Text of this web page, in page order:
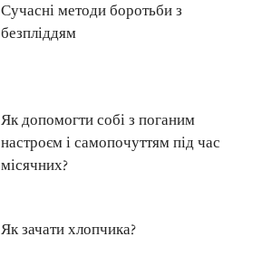
Сучасні методи боротьби з
безпліддям
Як допомогти собі з поганим
настроєм і самопочуттям під час
місячних?
Як зачати хлопчика?